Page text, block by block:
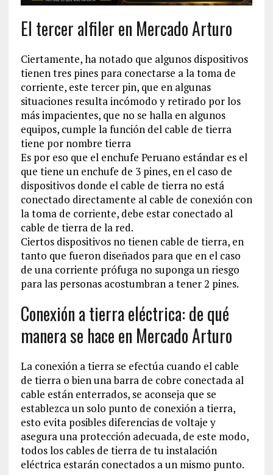
El tercer alfiler en Mercado Arturo
Ciertamente, ha notado que algunos dispositivos
tienen tres pines para conectarse a la toma de
corriente, este tercer pin, que en algunas
situaciones resulta incómodo y retirado por los
más impacientes, que no se halla en algunos
equipos, cumple la función del cable de tierra
tiene por nombre tierra
Es por eso que el enchufe Peruano estándar es el
que tiene un enchufe de 3 pines, en el caso de
dispositivos donde el cable de tierra no está
conectado directamente al cable de conexión con
la toma de corriente, debe estar conectado al
cable de tierra de la red.
Ciertos dispositivos no tienen cable de tierra, en
tanto que fueron diseñados para que en el caso
de una corriente prófuga no suponga un riesgo
para las personas acostumbran a tener 2 pines.
Conexión a tierra eléctrica: de qué
manera se hace en Mercado Arturo
La conexión a tierra se efectúa cuando el cable
de tierra o bien una barra de cobre conectada al
cable están enterrados, se aconseja que se
establezca un solo punto de conexión a tierra,
esto evita posibles diferencias de voltaje y
asegura una protección adecuada, de este modo,
todos los cables de tierra de tu instalación
eléctrica estarán conectados a un mismo punto.